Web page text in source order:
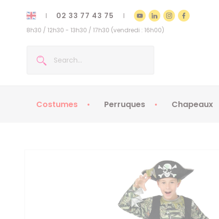
02 33 77 43 75
8h30 / 12h30 - 13h30 / 17h30 (vendredi : 16h00)
Costumes Perruques Chapeaux